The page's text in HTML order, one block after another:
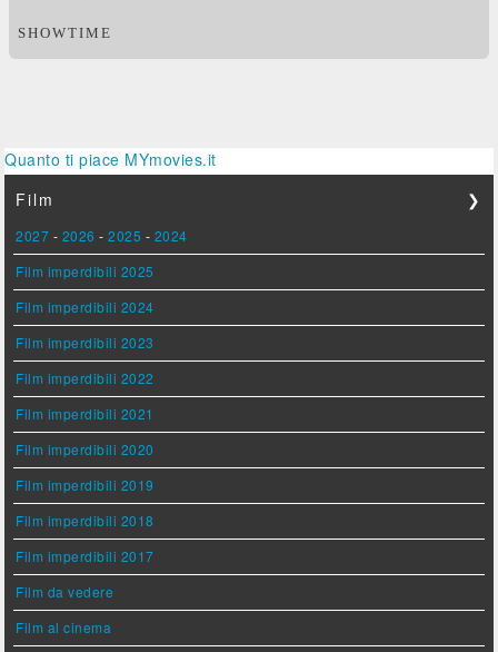
SHOWTIME
Quanto ti piace MYmovies.it
Film
❯
2027 - 2026 -2025 - 2024
Film imperdibili 2025
Film imperdibili 2024
Film imperdibili 2023
Film imperdibili 2022
Film imperdibili 2021
Film imperdibili 2020
Film imperdibili 2019
Film imperdibili 2018
Film imperdibili 2017
Film da vedere
Film al cinema